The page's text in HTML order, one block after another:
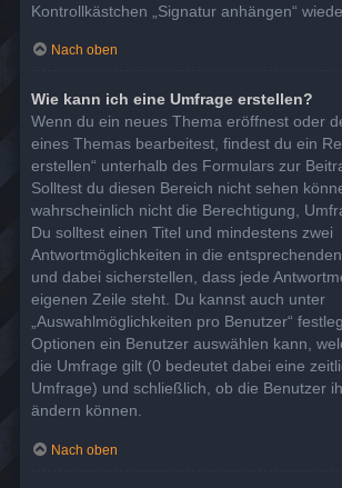
Kontrollkästchen „Signatur anhängen“
Nach oben
Wie kann ich eine Umfrage erstellen?
Wenn du ein neues Thema eröffnest oder
eines Themas bearbeitest, findest du ein
erstellen“ unterhalb des Formulars zur
Solltest du diesen Bereich nicht sehen
wahrscheinlich nicht die Berechtigung,
Du solltest einen Titel und mindestens zwei
Antwortmöglichkeiten in die
und dabei sicherstellen, dass jede
eigenen Zeile steht. Du kannst auch unter
„Auswahlmöglichkeiten pro Benutzer“
Optionen ein Benutzer auswählen kann,
die Umfrage gilt (0 bedeutet dabei eine
Umfrage) und schließlich, ob die Benutzer
ändern können.
Nach oben